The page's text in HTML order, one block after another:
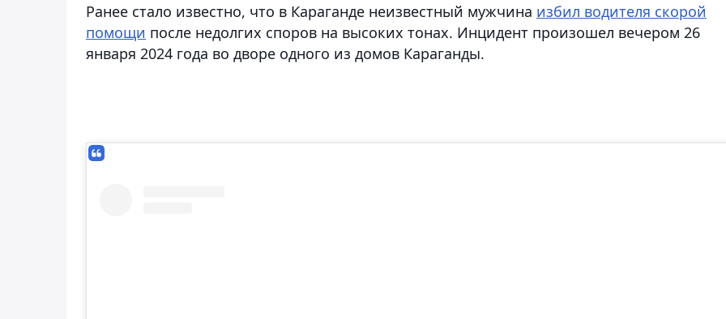
Ранее стало известно, что в Караганде неизвестный мужчина избил водителя скорой
помощи после недолгих споров на высоких тонах. Инцидент произошел вечером 26
января 2024 года во дворе одного из домов Караганды.